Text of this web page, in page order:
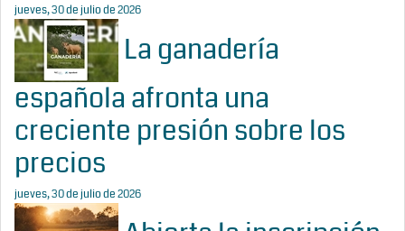
jueves, 30 de julio de 2026
La ganadería
española afronta una
creciente presión sobre los
precios
jueves, 30 de julio de 2026